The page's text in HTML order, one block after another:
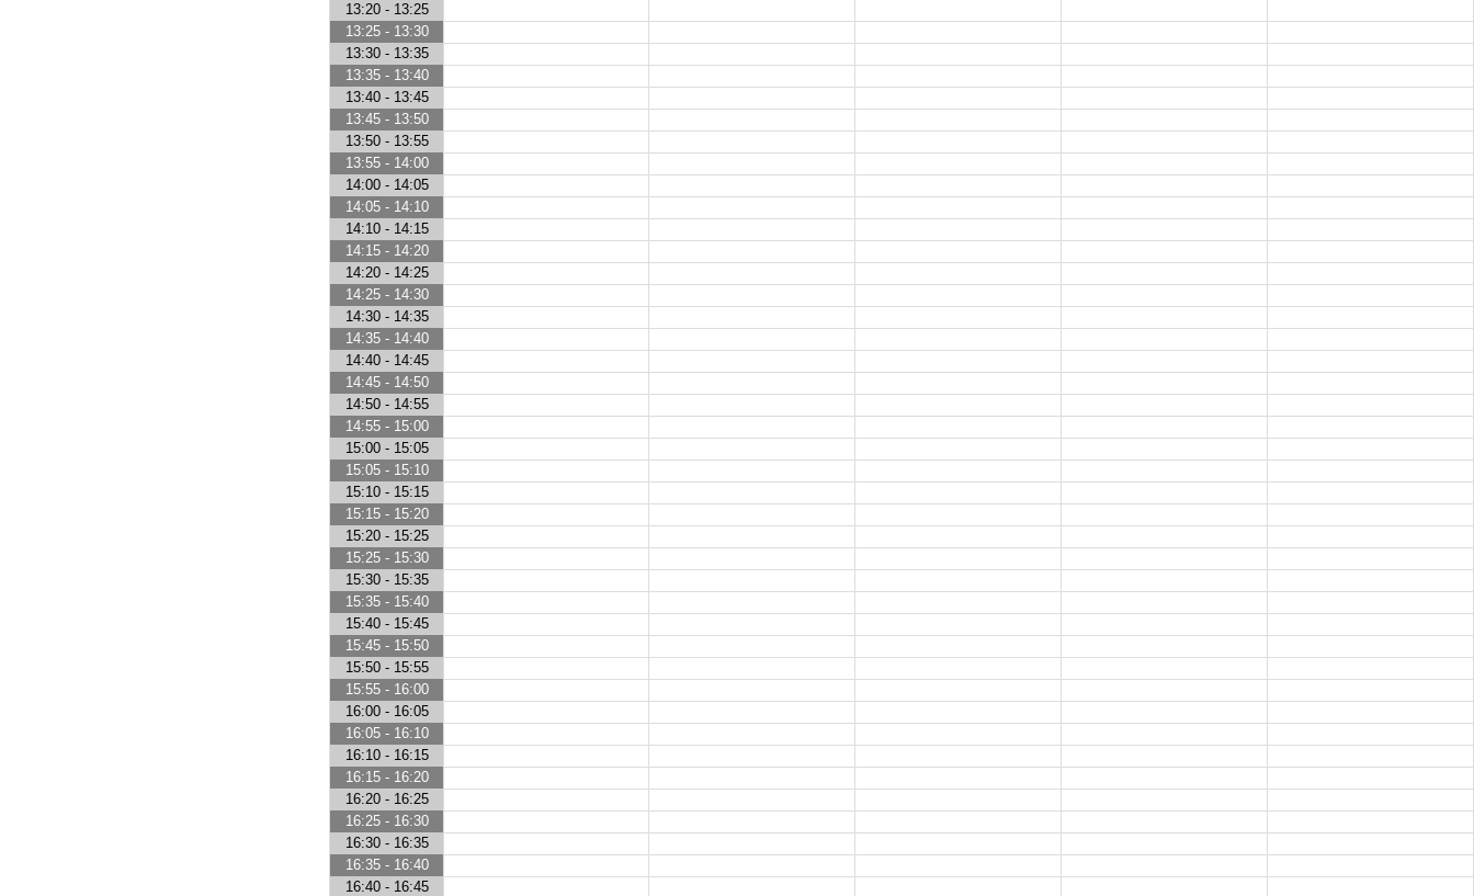
13:20 - 13:25
13:25 - 13:30
13:30 - 13:35
13:35 - 13:40
13:40 - 13:45
13:45 - 13:50
13:50 - 13:55
13:55 - 14:00
14:00 - 14:05
14:05 - 14:10
14:10 - 14:15
14:15 - 14:20
14:20 - 14:25
14:25 - 14:30
14:30 - 14:35
14:35 - 14:40
14:40 - 14:45
14:45 - 14:50
14:50 - 14:55
14:55 - 15:00
15:00 - 15:05
15:05 - 15:10
15:10 - 15:15
15:15 - 15:20
15:20 - 15:25
15:25 - 15:30
15:30 - 15:35
15:35 - 15:40
15:40 - 15:45
15:45 - 15:50
15:50 - 15:55
15:55 - 16:00
16:00 - 16:05
16:05 - 16:10
16:10 - 16:15
16:15 - 16:20
16:20 - 16:25
16:25 - 16:30
16:30 - 16:35
16:35 - 16:40
16:40 - 16:45